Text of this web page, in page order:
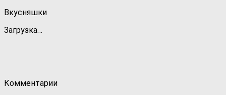
Вкусняшки
Загрузка…
Комментарии